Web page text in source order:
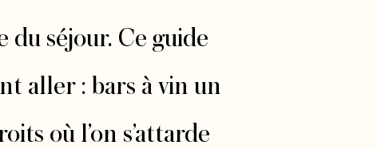
séjour. Ce guide
aller : bars à vin un
où l’on s’attarde